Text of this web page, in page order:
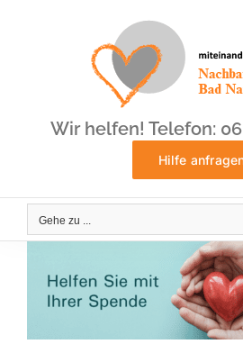
Wir helfen! Telefon:
Hilfe
Gehe zu ...